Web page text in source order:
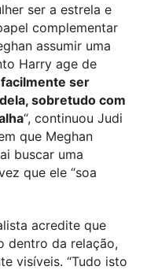
ser a estrela e
complementar
assumir uma
Harry age de
ser
sobretudo com
“, continuou Judi
que Meghan
buscar uma
que ele “soa
acredite que
dentro da relação,
visíveis. “Tudo isto